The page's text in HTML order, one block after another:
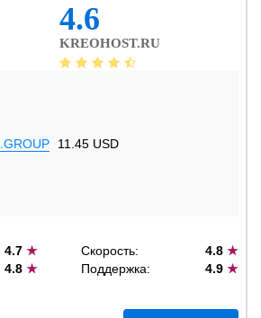
4.6
KREOHOST.RU
.GROUP 11.45 USD
4.7★ Скорость: 4.8 ★
4.8★ Поддержка: 4.9 ★